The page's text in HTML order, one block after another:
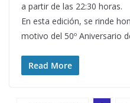
a partir de las 22:30 horas.
En esta edición, se rinde
motivo del 50º Aniversario
Read More